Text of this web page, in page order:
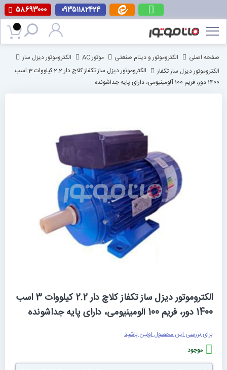
۵۸۶۹۳۰۰۰ ۰۹۳۵۱۱۸۲۴۲۴
به
صفحه اصلی
الکتروموتور و دینام صنعتی موتور AC
الکتروموتور دیزل ساز
الکتروموتور دیزل ساز تکفاز
الکتروموتور دیزل ساز تکفاز کلاچ دار 2.2 کیلووات 3 اسب
1400 دور، فریم 100 آلومینیومی، دارای پایه جداشونده
رفتن
به
ابتدای
الکتروموتور دیزل ساز تکفاز کلاچ دار 2.2 کیلووات 3 اسب
1400 دور، فریم 100 آلومینیومی، دارای پایه جداشونده
برای بررسی این محصول اولین باشید
موجود